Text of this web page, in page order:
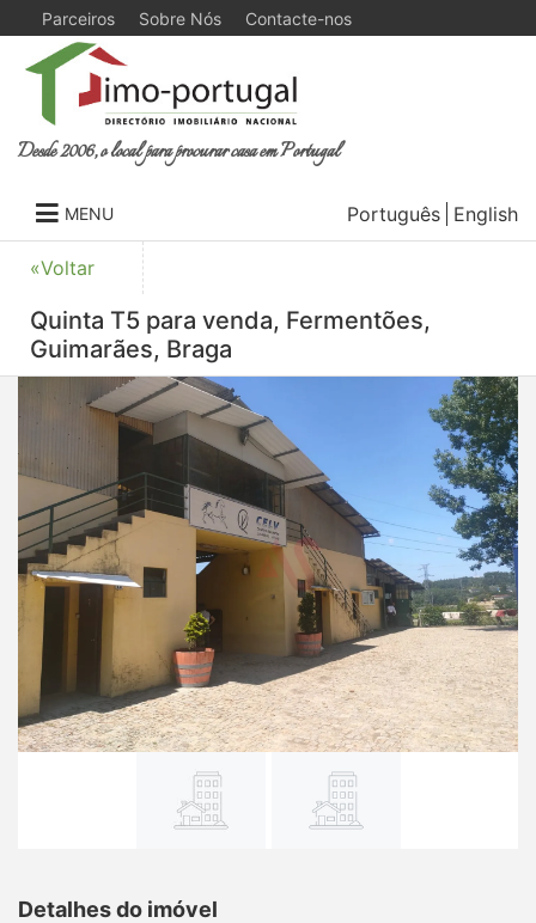
Parceiros Sobre Nós Contacte-nos
Desde 2006, o local para procurar casa em Portugal
MENU Português English
«Voltar
Quinta T5 para venda, Fermentões,
Guimarães, Braga
Detalhes do imóvel